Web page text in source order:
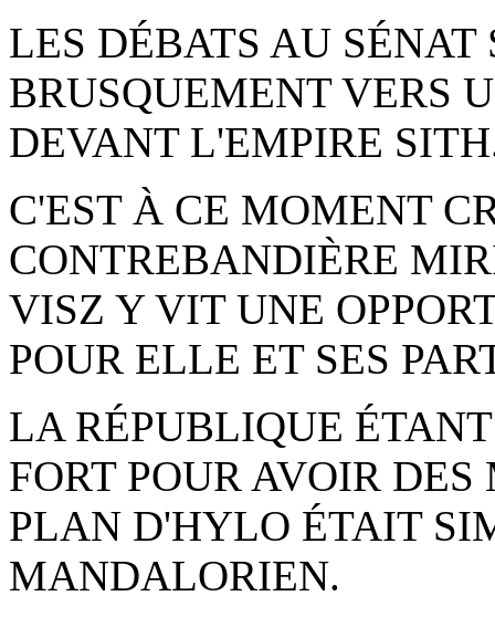
LES DÉBATS AU SÉNAT
BRUSQUEMENT VERS
DEVANT L'EMPIRE
C'EST À CE MOMENT
CONTREBANDIÈRE
VISZ Y VIT UNE
POUR ELLE ET SES
LA RÉPUBLIQUE
FORT POUR AVOIR
PLAN D'HYLO ÉTAIT
MANDALORIEN.